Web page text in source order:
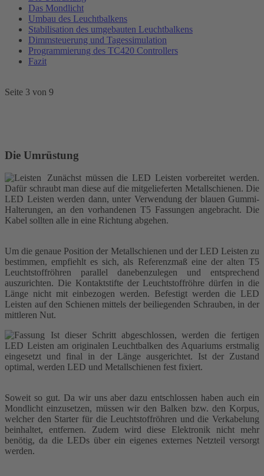
Das Mondlicht
Umbau des Leuchtbalkens
Stabilisation des umgebauten Leuchtbalkens
Dimmsteuerung und Tagessimulation
Programmierung des TC420 Controllers
Fazit
Seite 3 von 9
Die Umrüstung
Zunächst müssen die LED Leisten vorbereitet werden.
Dafür schraubt man diese auf die mitgelieferten Metallschienen. Die
LED Leisten werden dann, unter Verwendung der blauen Gummi-
Halterungen, an den vorhandenen T5 Fassungen angebracht. Die
Kabel sollten alle in eine Richtung abgehen.
Um die genaue Position der Metallschienen und der LED Leisten zu
bestimmen, empfiehlt es sich, als Referenzmaß eine der alten T5
Leuchtstoffröhren parallel danebenzulegen und entsprechend
auszurichten. Die Kontaktstifte der Leuchtstoffröhre dürfen in die
Länge nicht mit einbezogen werden. Befestigt werden die LED
Leisten auf den Schienen mittels der beiliegenden Schrauben, in der
mittleren Nut.
Ist dieser Schritt abgeschlossen, werden die fertigen
LED Leisten am originalen Leuchtbalken des Aquariums erstmalig
eingesetzt und final in der Länge ausgerichtet. Ist der Zustand
optimal, werden LED und Metallschienen fest fixiert.
Soweit so gut. Da wir uns aber dazu entschlossen haben auch ein
Mondlicht einzusetzen, müssen wir den Balken bzw. den Korpus,
welcher den Starter für die Leuchtstoffröhren und die Verkabelung
beinhaltet, entfernen. Zudem wird diese Elektronik nicht mehr
benötig, da die LEDs über ein eigenes externes Netzteil versorgt
werden.